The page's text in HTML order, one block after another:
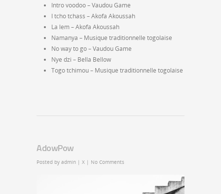
Intro voodoo – Vaudou Game
I tcho tchass – Akofa Akoussah
La lem – Akofa Akoussah
Namanya – Musique traditionnelle togolaise
No way to go – Vaudou Game
Nye dzi – Bella Bellow
Togo tchimou – Musique traditionnelle togolaise
AdowPow
Posted by admin | X | No Comments